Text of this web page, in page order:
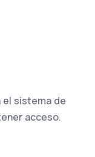
sistema de
acceso.